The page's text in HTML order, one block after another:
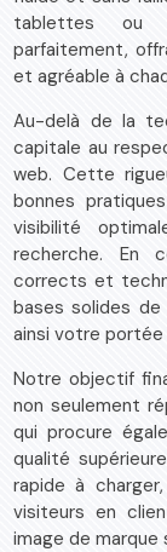
tablettes ou
parfaitement,
et agréable à
Au-delà de la
capitale au
web. Cette
bonnes
visibilité
recherche. En
corrects et
bases solides
ainsi votre
Notre objectif
non seulement
qui procure
qualité
rapide à
visiteurs en
image de marque